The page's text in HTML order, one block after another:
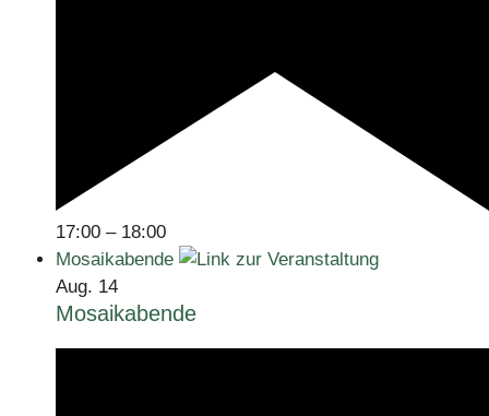
17:00 – 18:00
Mosaikabende
Aug. 14
Mosaikabende